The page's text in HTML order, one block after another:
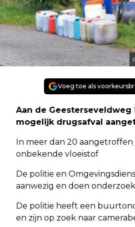
Voeg toe als
Aan de Geesterseveldweg
mogelijk drugsafval
In meer dan 20
onbekende vloeistof
De politie en
aanwezig en doen
De politie heeft een
en zijn op zoek naar